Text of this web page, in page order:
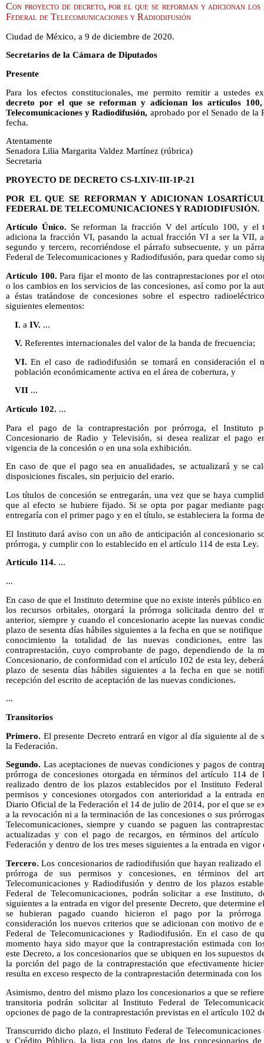
Con proyecto de decreto, por el que se reforman y adicionan
Federal de Telecomunicaciones y Radiodifusión
Ciudad de México, a 9 de diciembre de 2020.
Secretarios de la Cámara de Diputados
Presente
Para los efectos constitucionales, me permito remitir a ustedes
decreto por el que se reforman y adicionan los artículos
Telecomunicaciones y Radiodifusión, aprobado por el Senado de la
fecha.
Atentamente
Senadora Lilia Margarita Valdez Martínez (rúbrica)
Secretaria
PROYECTO DE DECRETO CS-LXIV-III-1P-21
POR EL QUE SE REFORMAN Y ADICIONAN
FEDERAL DE TELECOMUNICACIONES Y RADIODIFUSIÓN.
Artículo Único. Se reforman la fracción V del artículo 100, y el
adiciona la fracción VI, pasando la actual fracción VI a ser la VII,
segundo y tercero, recorriéndose el párrafo subsecuente, y un
Federal de Telecomunicaciones y Radiodifusión, para quedar como
Artículo 100. Para fijar el monto de las contraprestaciones por el
o los cambios en los servicios de las concesiones, así como por la
a éstas tratándose de concesiones sobre el espectro
siguientes elementos:
I. a IV. ...
V. Referentes internacionales del valor de la banda de frecuencia;
VI. En el caso de radiodifusión se tomará en consideración el
población económicamente activa en el área de cobertura, y
VII ...
Artículo 102. ...
Para el pago de la contraprestación por prórroga, el Instituto
Concesionario de Radio y Televisión, si desea realizar el pago
vigencia de la concesión o en una sola exhibición.
En caso de que el pago sea en anualidades, se actualizará y se
disposiciones fiscales, sin perjuicio del erario.
Los títulos de concesión se entregarán, una vez que se haya
que al efecto se hubiere fijado. Si se opta por pagar mediante
entregaría con el primer pago y en el título, se estableciera la forma
El Instituto dará aviso con un año de anticipación al concesionario
prórroga, y cumplir con lo establecido en el artículo 114 de esta Ley.
Artículo 114. ...
...
En caso de que el Instituto determine que no existe interés público
los recursos orbitales, otorgará la prórroga solicitada dentro del
anterior, siempre y cuando el concesionario acepte las nuevas
plazo de sesenta días hábiles siguientes a la fecha en que se
conocimiento la totalidad de las nuevas condiciones, entre
contraprestación, cuyo comprobante de pago, dependiendo de la
Concesionario, de conformidad con el artículo 102 de esta ley,
plazo de sesenta días hábiles siguientes a la fecha en que se
recepción del escrito de aceptación de las nuevas condiciones.
...
Transitorios
Primero. El presente Decreto entrará en vigor al día siguiente al
la Federación.
Segundo. Las aceptaciones de nuevas condiciones y pagos de
prórroga de concesiones otorgada en términos del artículo 114 de
realizado dentro de los plazos establecidos por el Instituto
permisos y concesiones otorgados con anterioridad a la entrada
Diario Oficial de la Federación el 14 de julio de 2014, por el que se
a la revocación ni a la terminación de las concesiones o sus
Telecomunicaciones, siempre y cuando se paguen las
actualizadas y con el pago de recargos, en términos del
Federación y dentro de los tres meses siguientes a la entrada en vigor
Tercero. Los concesionarios de radiodifusión que hayan realizado
prórroga de sus permisos y concesiones, en términos del
Telecomunicaciones y Radiodifusión y dentro de los plazos
Federal de Telecomunicaciones, podrán solicitar a ese Instituto,
siguientes a la entrada en vigor del presente Decreto, que determine
se hubieran pagado cuando hicieron el pago por la prórroga
consideración los nuevos criterios que se adicionan con motivo de
Federal de Telecomunicaciones y Radiodifusión. En el caso de
momento haya sido mayor que la contraprestación estimada con
este Decreto, a los concesionarios que se ubiquen en los supuestos
la porción del pago de la contraprestación que efectivamente
resulta en exceso respecto de la contraprestación determinada con
Asimismo, dentro del mismo plazo los concesionarios a que se
transitoria podrán solicitar al Instituto Federal de
opciones de pago de la contraprestación previstas en el artículo 102
Transcurrido dicho plazo, el Instituto Federal de Telecomunicaciones
y Crédito Público, la lista con los datos de los concesionarios